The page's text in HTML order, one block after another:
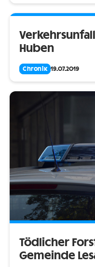
Huben
Chronik 19.07.2019
Tödlicher
Gemeinde